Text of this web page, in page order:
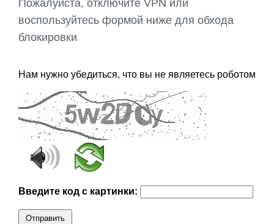
Пожалуйста, отключите VPN или
воспользуйтесь формой ниже для обхода
блокировки
Нам нужно убедиться, что вы не являетесь роботом
Введите код с картинки:
Отправить